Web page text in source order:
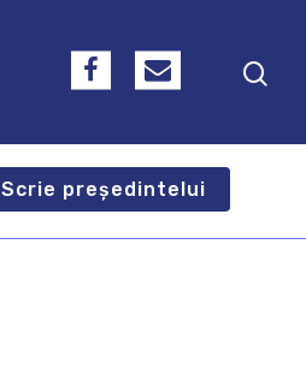
Scrie președintelui